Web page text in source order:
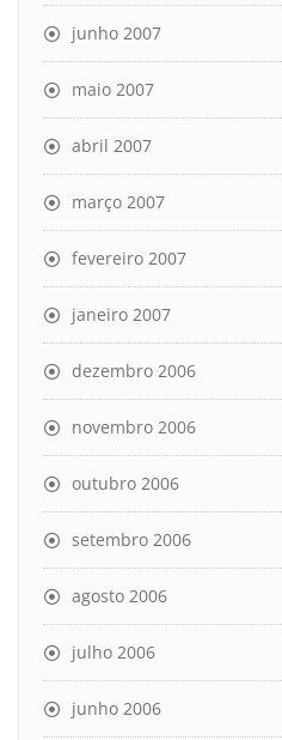
junho 2007
maio 2007
abril 2007
março 2007
fevereiro 2007
janeiro 2007
dezembro 2006
novembro 2006
outubro 2006
setembro 2006
agosto 2006
julho 2006
junho 2006